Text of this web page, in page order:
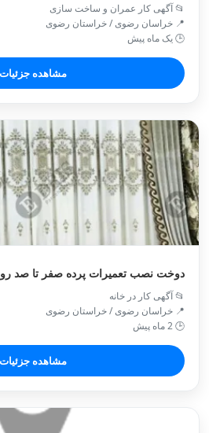
📂 آگهی کار عمران و ساخت سازی
📍 خراسان رضوی / خراستان رضوی
🕒 یک ماه پیش
مشاهده جزئیات
دوخت نصب تعمیرات پرده صفر تا صد رو
📂 آگهی کار در خانه
📍 خراسان رضوی / خراستان رضوی
🕒 2 ماه پیش
مشاهده جزئیات